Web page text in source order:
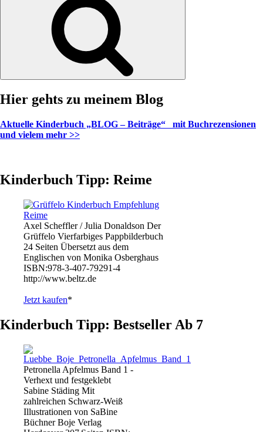
Hier gehts zu meinem Blog
Aktuelle Kinderbuch „BLOG – Beiträge“ mit Buchrezensionen
und vielem mehr >>
Kinderbuch Tipp: Reime
Axel Scheffler / Julia Donaldson Der
Grüffelo Vierfarbiges Pappbilderbuch
24 Seiten Übersetzt aus dem
Englischen von Monika Osberghaus
ISBN:978-3-407-79291-4
http://www.beltz.de
Jetzt kaufen*
Kinderbuch Tipp: Bestseller Ab 7
Petronella Apfelmus Band 1 -
Verhext und festgeklebt
Sabine Städing Mit
zahlreichen Schwarz-Weiß
Illustrationen von SaBine
Büchner Boje Verlag